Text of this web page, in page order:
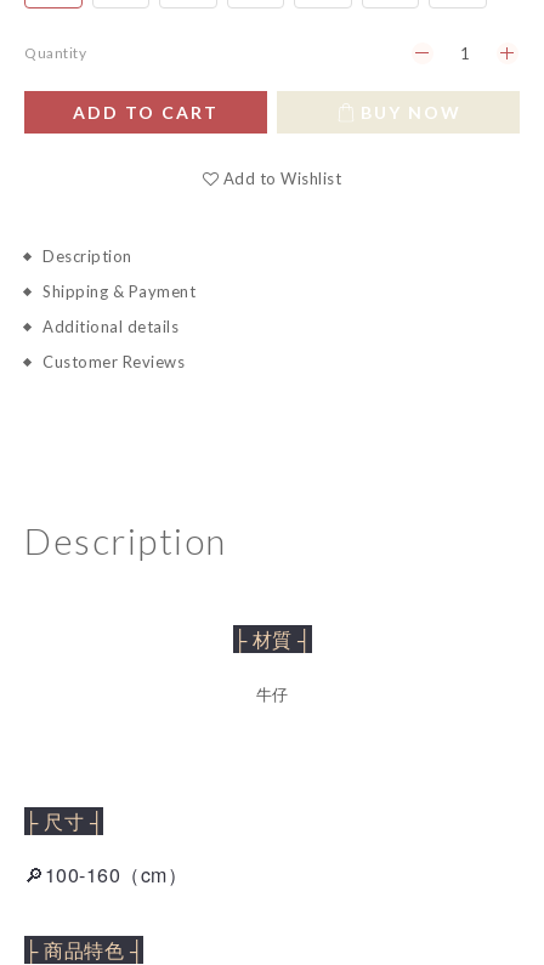
Quantity
ADD TO CART BUY NOW
Add to Wishlist
Description
Shipping & Payment
Additional details
Customer Reviews
Description
├ 材質 ┤
牛仔
├ 尺寸 ┤
🔎100-160（cm）
├ 商品特色 ┤